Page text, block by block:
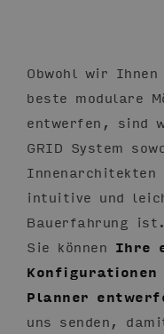
Obwohl wir
beste modulare
entwerfen, sind
GRID System
intuitive und
Bauerfahrung ist.
Sie können Ihre
Konfigurationen
Planner
uns senden,